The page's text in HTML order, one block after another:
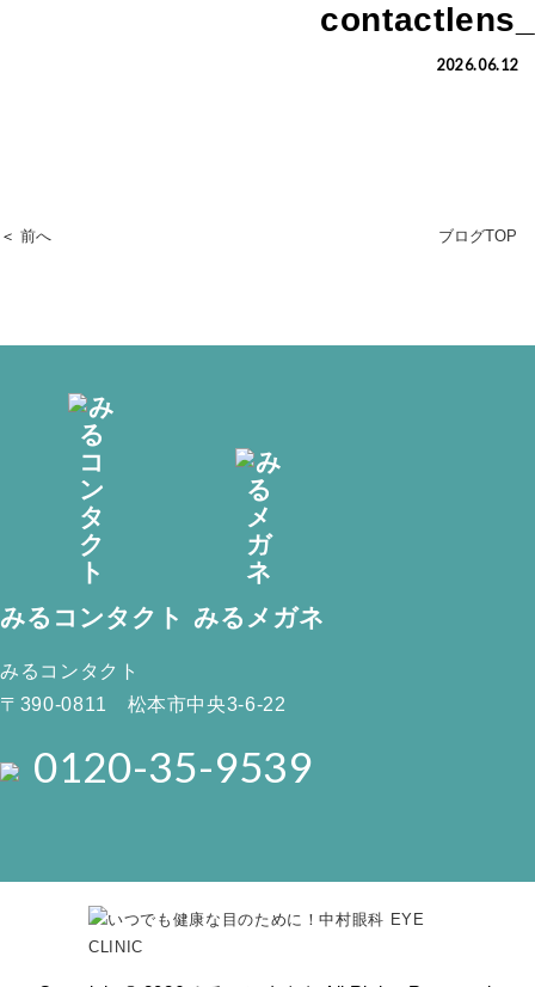
2026.06.12
＜ 前へ ブログTOP
みるコンタクト みるメガネ
みるコンタクト
〒390-0811 松本市中央3-6-22
0120-35-9539